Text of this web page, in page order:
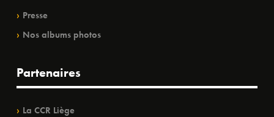
Presse
Nos albums photos
Partenaires
La CCR Liège